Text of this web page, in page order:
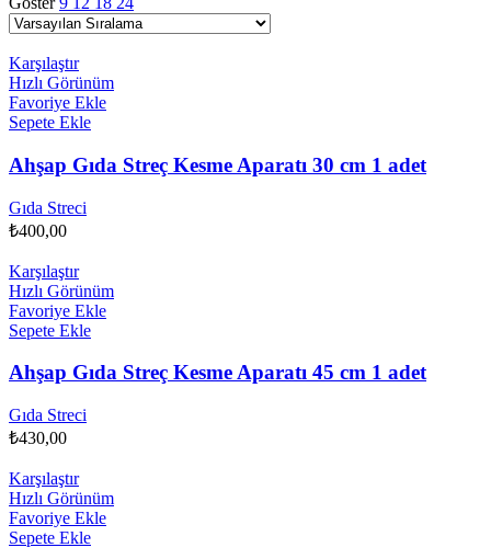
Karşılaştır
Hızlı Görünüm
Favoriye Ekle
Sepete Ekle
Ahşap Gıda Streç Kesme Aparatı 30 cm 1 adet
Gıda Streci
₺400,00
Karşılaştır
Hızlı Görünüm
Favoriye Ekle
Sepete Ekle
Ahşap Gıda Streç Kesme Aparatı 45 cm 1 adet
Gıda Streci
₺430,00
Karşılaştır
Hızlı Görünüm
Favoriye Ekle
Sepete Ekle